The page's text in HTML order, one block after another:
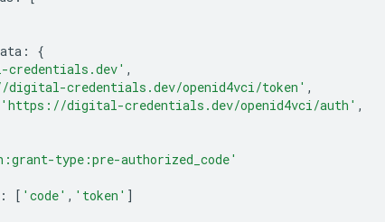
:
{
,
credentials.dev/openid4vci/token' ,
'https://digital-credentials.dev/openid4vci/auth' ,
type:pre-authorized_code'
: [ 'code' , 'token' ]